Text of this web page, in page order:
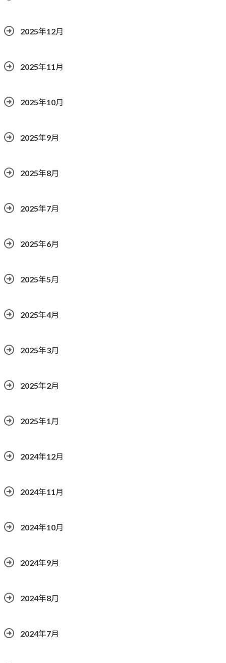
2025年12月
2025年11月
2025年10月
2025年9月
2025年8月
2025年7月
2025年6月
2025年5月
2025年4月
2025年3月
2025年2月
2025年1月
2024年12月
2024年11月
2024年10月
2024年9月
2024年8月
2024年7月